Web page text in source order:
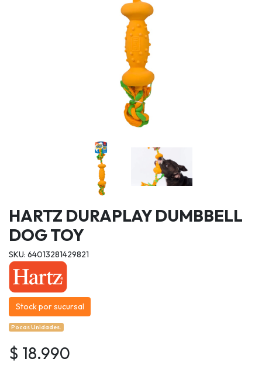
HARTZ DURAPLAY DUMBBELL
DOG TOY
SKU: 64013281429821
Stock por sucursal
Pocas Unidades.
$ 18.990